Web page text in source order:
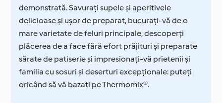
demonstrată. Savurați supele și aperitivele
delicioase și ușor de preparat, bucurați-vă de o
mare varietate de feluri principale, descoperți
plăcerea de a face fără efort prăjituri și preparate
sărate de patiserie și impresionați-vă prietenii și
familia cu sosuri și deserturi excepționale: puteți
oricând să vă bazați pe Thermomix®.